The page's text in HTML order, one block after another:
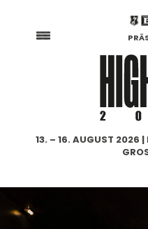
13. – 16. AUGUST 2026 |